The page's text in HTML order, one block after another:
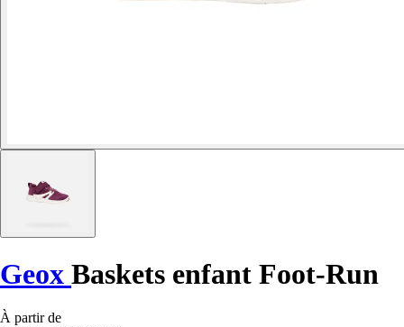
Geox Baskets enfant Foot-Run
À partir de